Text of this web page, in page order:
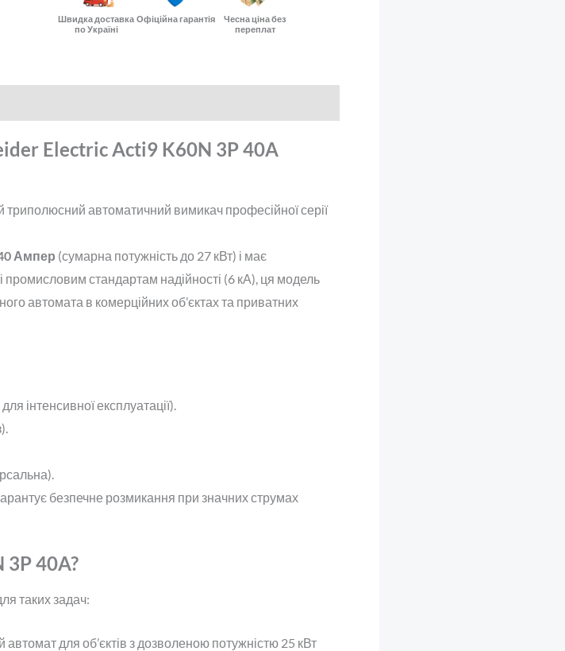
Швидка доставка
по Україні
Офіційна гарантія
Чесна ціна без
переплат
Electric Acti9 K60N 3P 40A
автоматичний вимикач професійної серії
Ампер (сумарна потужність до 27 кВт) і має
промисловим стандартам надійності (6 кА), ця модель
автомата в комерційних об’єктах та приватних
інтенсивної експлуатації).
безпечне розмикання при значних струмах
40A?
таких задач:
автомат для об’єктів з дозволеною потужністю 25 кВт